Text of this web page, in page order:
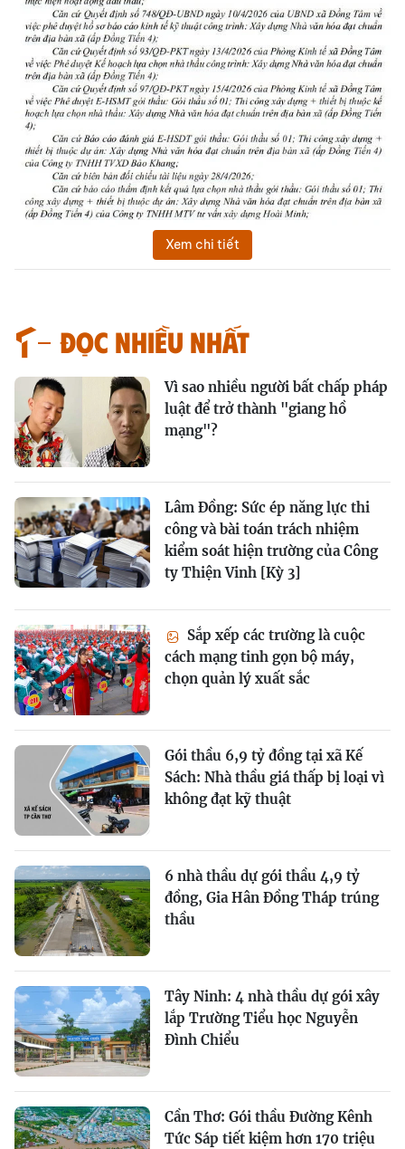
Xem chi tiết
Đọc nhiều nhất
Vì sao nhiều người bất chấp pháp
luật để trở thành "giang hồ
mạng"?
Lâm Đồng: Sức ép năng lực thi
công và bài toán trách nhiệm
kiểm soát hiện trường của Công
ty Thiện Vinh [Kỳ 3]
Sắp xếp các trường là cuộc
cách mạng tinh gọn bộ máy,
chọn quản lý xuất sắc
Gói thầu 6,9 tỷ đồng tại xã Kế
Sách: Nhà thầu giá thấp bị loại vì
không đạt kỹ thuật
6 nhà thầu dự gói thầu 4,9 tỷ
đồng, Gia Hân Đồng Tháp trúng
thầu
Tây Ninh: 4 nhà thầu dự gói xây
lắp Trường Tiểu học Nguyễn
Đình Chiểu
Cần Thơ: Gói thầu Đường Kênh
Tức Sáp tiết kiệm hơn 170 triệu